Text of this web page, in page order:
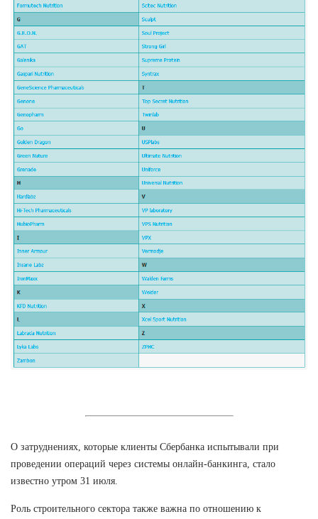
О затруднениях, которые клиенты Сбербанка испытывали при
проведении операций через системы онлайн-банкинга, стало
известно утром 31 июля.
Роль строительного сектора также важна по отношению к